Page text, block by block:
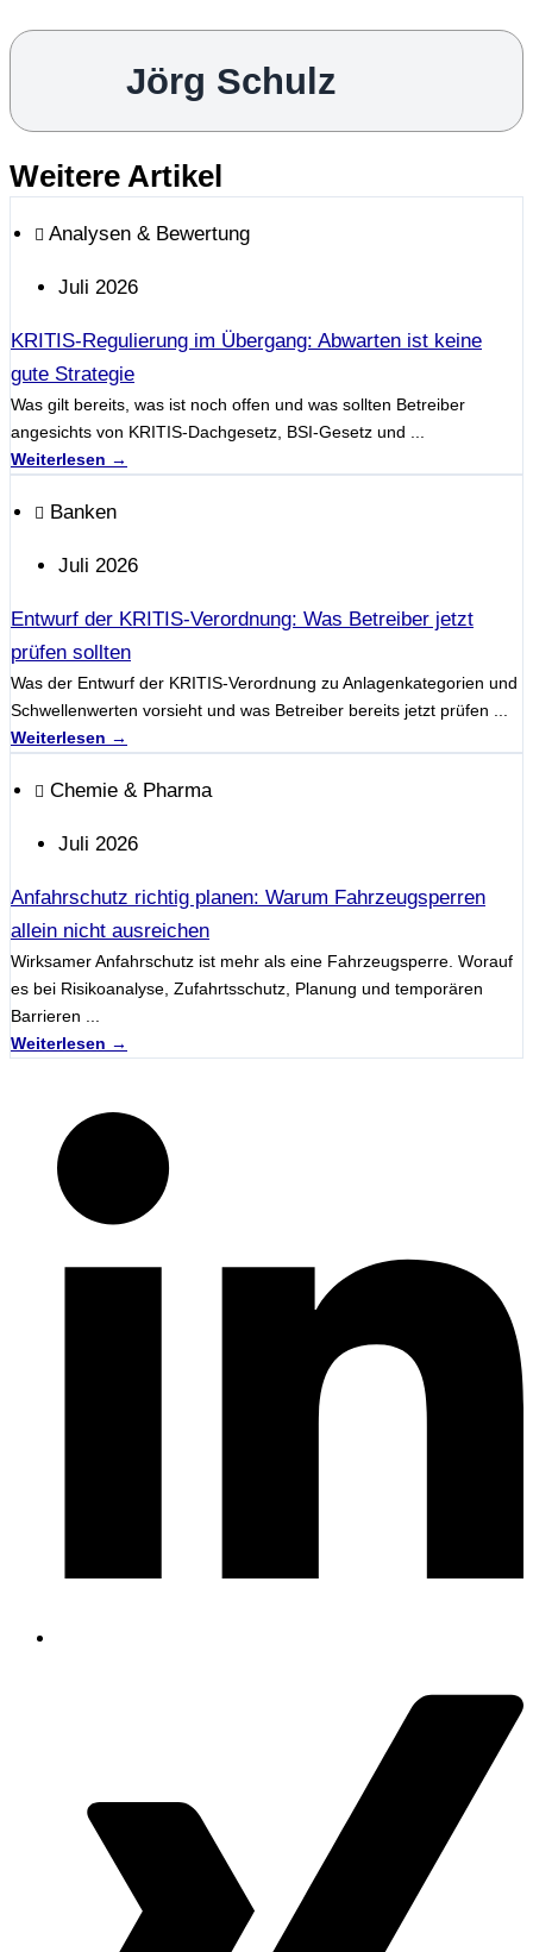
Jörg Schulz
Weitere Artikel
Analysen & Bewertung
Juli 2026
KRITIS-Regulierung im Übergang: Abwarten ist keine
gute Strategie
Was gilt bereits, was ist noch offen und was sollten Betreiber
angesichts von KRITIS-Dachgesetz, BSI-Gesetz und ...
Weiterlesen →
Banken
Juli 2026
Entwurf der KRITIS-Verordnung: Was Betreiber jetzt
prüfen sollten
Was der Entwurf der KRITIS-Verordnung zu Anlagenkategorien und
Schwellenwerten vorsieht und was Betreiber bereits jetzt prüfen ...
Weiterlesen →
Chemie & Pharma
Juli 2026
Anfahrschutz richtig planen: Warum Fahrzeugsperren
allein nicht ausreichen
Wirksamer Anfahrschutz ist mehr als eine Fahrzeugsperre. Worauf
es bei Risikoanalyse, Zufahrtsschutz, Planung und temporären
Barrieren ...
Weiterlesen →